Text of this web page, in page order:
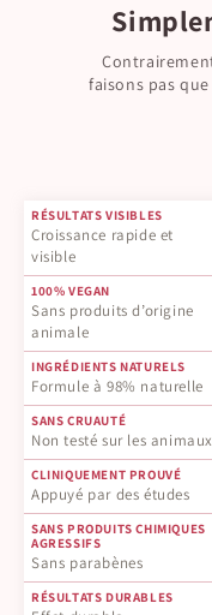
faisons pas
RÉSULTATS VISIBLES
Croissance rapide et
visible
100% VEGAN
Sans produits d’origine
animale
INGRÉDIENTS NATURELS
Formule à 98% naturelle
SANS CRUAUTÉ
Non testé sur les animaux
CLINIQUEMENT PROUVÉ
Appuyé par des études
SANS PRODUITS CHIMIQUES
AGRESSIFS
Sans parabènes
RÉSULTATS DURABLES